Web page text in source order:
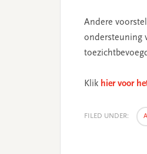
Andere
ondersteuning
Klik hier voor
FILED UNDER: